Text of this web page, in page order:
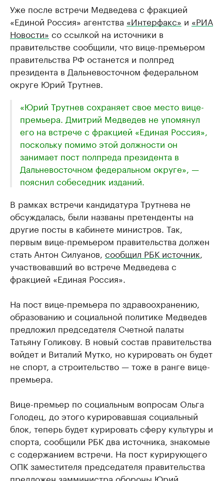
Уже после встречи Медведева с фракцией
«Единой Россия» агентства «Интерфакс» и «РИА
Новости» со ссылкой на источники в
правительстве сообщили, что вице-премьером
правительства РФ останется и полпред
президента в Дальневосточном федеральном
округе Юрий Трутнев.
«Юрий Трутнев сохраняет свое место вице-
премьера. Дмитрий Медведев не упомянул
его на встрече с фракцией «Единая Россия»,
поскольку помимо этой должности он
занимает пост полпреда президента в
Дальневосточном федеральном округе», —
пояснил собеседник изданий.
В рамках встречи кандидатура Трутнева не
обсуждалась, были названы претенденты на
другие посты в кабинете министров. Так,
первым вице-премьером правительства должен
стать Антон Силуанов, сообщил РБК источник
участвовавший во встрече Медведева с
фракцией «Единая Россия».
На пост вице-премьера по здравоохранению,
образованию и социальной политике Медведев
предложил председателя Счетной палаты
Татьяну Голикову. В новый состав правительства
войдет и Виталий Мутко, но курировать он будет
не спорт, а строительство — тоже в ранге вице-
премьера.
Вице-премьер по социальным вопросам Ольга
Голодец, до этого курировавшая социальный
блок, теперь будет курировать сферу культуры и
спорта, сообщили РБК два источника, знакомые
с содержанием встречи. На пост курирующего
ОПК заместителя председателя правительства
предложен замминистра обороны Юрий